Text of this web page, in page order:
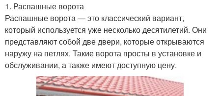
1. Распашные ворота
Распашные ворота — это классический вариант,
который используется уже несколько десятилетий. Они
представляют собой две двери, которые открываются
наружу на петлях. Такие ворота просты в установке и
обслуживании, а также имеют доступную цену.